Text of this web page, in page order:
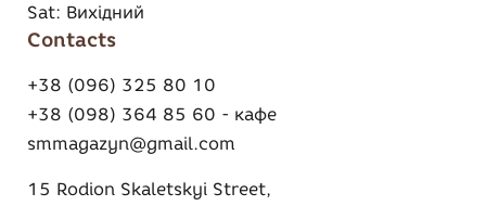
Sat: Вихідний
Contacts
+38 (096) 325 80 10
+38 (098) 364 85 60 - кафе
smmagazyn@gmail.com
15 Rodion Skaletskyi Street,